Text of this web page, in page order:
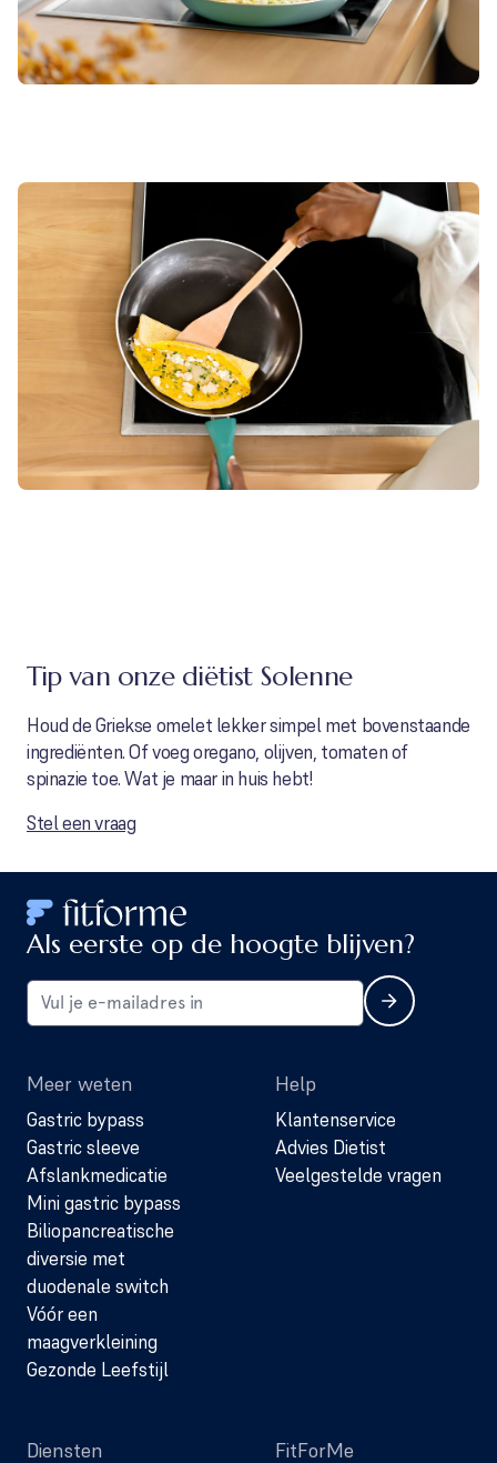
Tip van onze diëtist Solenne
Houd de Griekse omelet lekker simpel met bovenstaande
ingrediënten. Of voeg oregano, olijven, tomaten of
spinazie toe. Wat je maar in huis hebt!
Stel een vraag
Als eerste op de hoogte blijven?
Meer weten
Gastric bypass
Gastric sleeve
Afslankmedicatie
Mini gastric bypass
Biliopancreatische
diversie met
duodenale switch
Vóór een
maagverkleining
Gezonde Leefstijl
Help
Klantenservice
Advies Dietist
Veelgestelde vragen
Diensten FitForMe